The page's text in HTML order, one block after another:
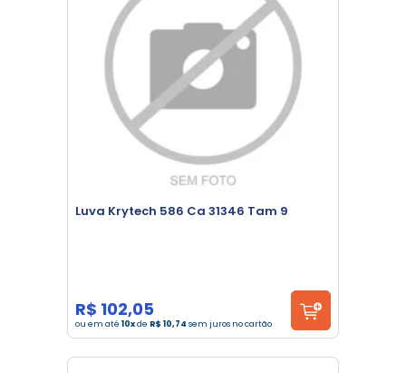
Luva Krytech 586 Ca 31346 Tam 9
R$ 102,05
ou em até 10xde R$ 10,74 sem juros no cartão